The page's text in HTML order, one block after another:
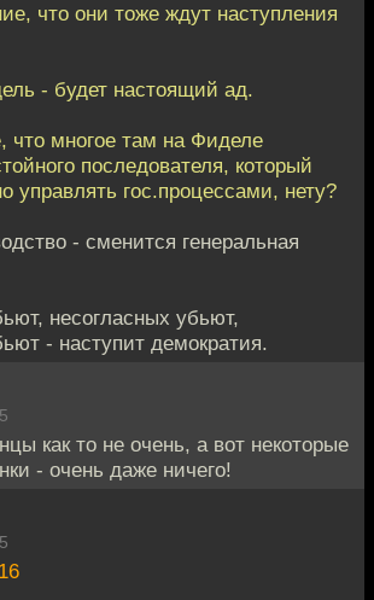
что они тоже ждут наступления
- будет настоящий ад.
многое там на Фиделе
последователя, который
управлять гос.процессами, нету?
- сменится генеральная
несогласных убьют,
- наступит демократия.
как то не очень, а вот некоторые
- очень даже ничего!